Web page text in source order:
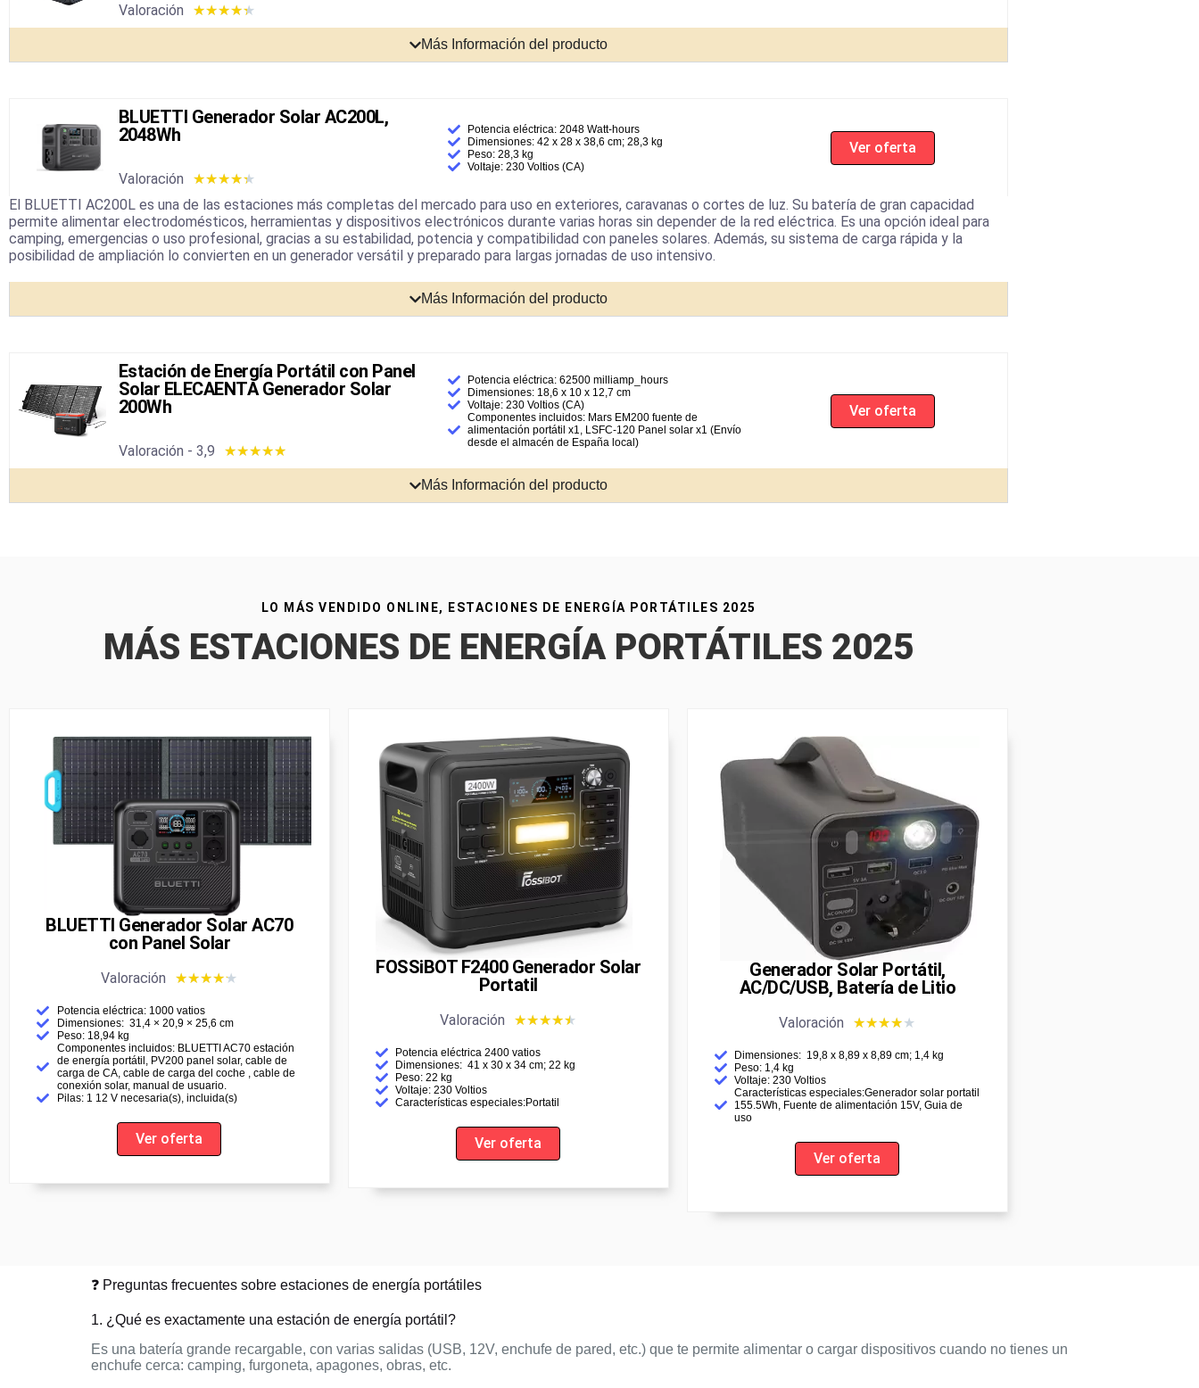
Valoración ★★★★★
Más Información del producto
BLUETTI Generador Solar AC200L,
2048Wh
Valoración ★★★★★
Potencia eléctrica: ‎2048 Watt-hours
Dimensiones: ‎‎42 x 28 x 38,6 cm; 28,3 kg
Peso: ‎28,3 kg
Voltaje: 230 Voltios (CA)
Ver oferta
El BLUETTI AC200L es una de las estaciones más completas del mercado para uso en exteriores, caravanas o cortes de luz. Su batería de gran capacidad
permite alimentar electrodomésticos, herramientas y dispositivos electrónicos durante varias horas sin depender de la red eléctrica. Es una opción ideal para
camping, emergencias o uso profesional, gracias a su estabilidad, potencia y compatibilidad con paneles solares. Además, su sistema de carga rápida y la
posibilidad de ampliación lo convierten en un generador versátil y preparado para largas jornadas de uso intensivo.
Más Información del producto
Estación de Energía Portátil con Panel
Solar ELECAENTA Generador Solar
200Wh
Valoración - 3,9 ★★★★★
Potencia eléctrica: ‎‎62500 milliamp_hours
Dimensiones: ‎18,6 x 10 x 12,7 cm
Voltaje: 230 Voltios (CA)
Componentes incluidos: ‎Mars EM200 fuente de
alimentación portátil x1, LSFC-120 Panel solar x1 (Envío
desde el almacén de España local)
Ver oferta
Más Información del producto
LO MÁS VENDIDO ONLINE, ESTACIONES DE ENERGÍA PORTÁTILES 2025
MÁS ESTACIONES DE ENERGÍA PORTÁTILES 2025
BLUETTI Generador Solar AC70
con Panel Solar
Valoración ★★★★★
Potencia eléctrica: 1000 vatios
Dimensiones: ‎‎‎‎ ‎31,4 × 20,9 × 25,6 cm
Peso: 18,94 kg
Componentes incluidos:‎ BLUETTI AC70 estación
de energía portátil, PV200 panel solar, cable de
carga de CA, cable de carga del coche , cable de
conexión solar, manual de usuario.
Pilas: 1 12 V necesaria(s), incluida(s)
Ver oferta
FOSSiBOT F2400 Generador Solar
Portatil
Valoración ★★★★★
Potencia eléctrica ‎2400 vatios
Dimensiones: ‎‎‎‎ 41 x 30 x 34 cm; 22 kg
Peso: 22 kg
Voltaje: 230 Voltios
Características especiales:‎Portatil
Ver oferta
Generador Solar Portátil,
AC/DC/USB, Batería de Litio
Valoración ★★★★★
Dimensiones: ‎‎‎‎ 19,8 x 8,89 x 8,89 cm; 1,4 kg
Peso: 1,4 kg
Voltaje: 230 Voltios
Características especiales:‎Generador solar portatil
155.5Wh, Fuente de alimentación 15V, Guia de
uso
Ver oferta
❓ Preguntas frecuentes sobre estaciones de energía portátiles
1. ¿Qué es exactamente una estación de energía portátil?
Es una batería grande recargable, con varias salidas (USB, 12V, enchufe de pared, etc.) que te permite alimentar o cargar dispositivos cuando no tienes un
enchufe cerca: camping, furgoneta, apagones, obras, etc.